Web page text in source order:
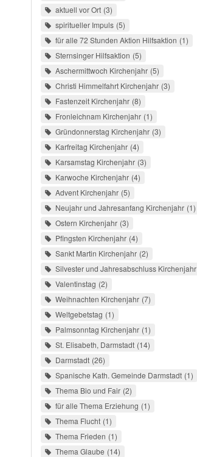
aktuell vor Ort 3
spiritueller Impuls 5
für alle 72 Stunden Aktion Hilfsaktion 1
Sternsinger Hilfsaktion 5
Aschermittwoch Kirchenjahr 5
Christi Himmelfahrt Kirchenjahr 3
Fastenzeit Kirchenjahr 8
Fronleichnam Kirchenjahr 1
Gründonnerstag Kirchenjahr 3
Karfreitag Kirchenjahr 4
Karsamstag Kirchenjahr 3
Karwoche Kirchenjahr 4
Advent Kirchenjahr 5
Neujahr und Jahresanfang Kirchenjahr 1
Ostern Kirchenjahr 3
Pfingsten Kirchenjahr 4
Sankt Martin Kirchenjahr 2
Silvester und Jahresabschluss Kirchenjahr
Valentinstag 2
Weihnachten Kirchenjahr 7
Weltgebetstag 1
Palmsonntag Kirchenjahr 1
St. Elisabeth, Darmstadt 14
Darmstadt 26
Spanische Kath. Gemeinde Darmstadt 1
Thema Bio und Fair 2
für alle Thema Erziehung 1
Thema Flucht 1
Thema Frieden 1
Thema Glaube 14